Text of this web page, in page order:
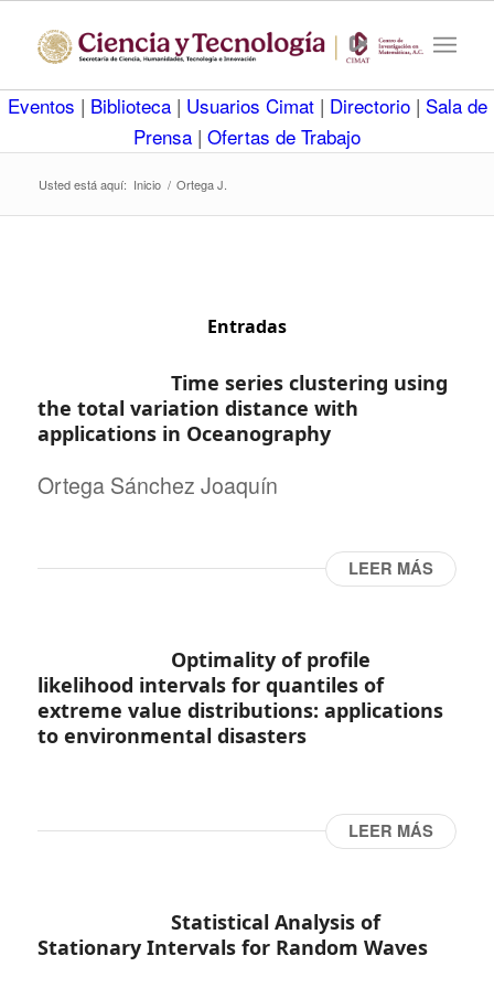
Eventos | Biblioteca | Usuarios Cimat | Directorio | Sala de
Prensa | Ofertas de Trabajo
Usted está aquí: Inicio / Ortega J.
Entradas
Time series clustering using
the total variation distance with
applications in Oceanography
Ortega Sánchez Joaquín
LEER MÁS
Optimality of profile
likelihood intervals for quantiles of
extreme value distributions: applications
to environmental disasters
LEER MÁS
Statistical Analysis of
Stationary Intervals for Random Waves